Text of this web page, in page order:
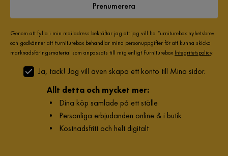
Prenumerera
Genom att fylla i min mailadress bekräftar jag att jag vill ha Furniturebox nyhetsbrev
och godkänner att Furniturebox behandlar mina personuppgifter för att kunna skicka
marknadsföringsmaterial som anpassats till mig enligt Furniturebox Integritetspolicy.
Ja, tack! Jag vill även skapa ett konto till Mina sidor.
Allt detta och mycket mer:
• Dina köp samlade på ett ställe
• Personliga erbjudanden online & i butik
• Kostnadsfritt och helt digitalt